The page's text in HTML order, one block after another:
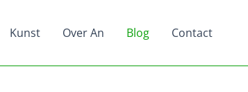
Kunst Over An Blog Contact